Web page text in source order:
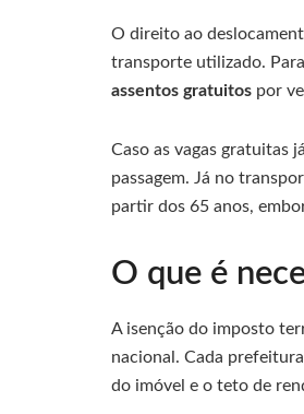
O direito ao
transporte utilizado.
assentos gratuitos por
Caso as vagas gratuitas
passagem. Já no
partir dos 65 anos,
O que é
A isenção do imposto
nacional. Cada
do imóvel e o teto de